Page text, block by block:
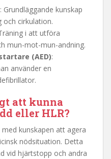
: Grundläggande kunskap
cirkulation.
i att utföra
mun-mot-mun-andning.
(AED):
använder en
att kunna
eller HLR?
kunskapen att agera
nödsituation. Detta
vid hjärtstopp och andra